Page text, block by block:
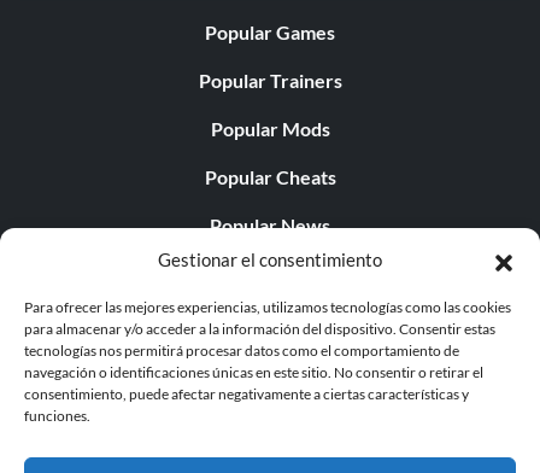
Gestionar el consentimiento
Para ofrecer las mejores experiencias, utilizamos tecnologías como las cookies
para almacenar y/o acceder a la información del dispositivo. Consentir estas
tecnologías nos permitirá procesar datos como el comportamiento de
navegación o identificaciones únicas en este sitio. No consentir o retirar el
consentimiento, puede afectar negativamente a ciertas características y
funciones.
Popular Games
Popular Trainers
Popular Mods
Popular Cheats
Popular News
Popular Editorials
Popular Free Games
LATEST UPDATES